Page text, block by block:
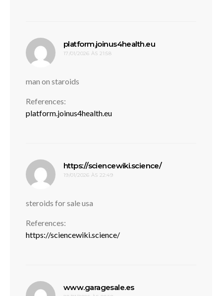
platform.joinus4health.eudisse:
17/01/2026 ÀS 21:58
man on staroids
References:
platform.joinus4health.eu
https://sciencewiki.science/disse:
19/01/2026 ÀS 22:49
steroids for sale usa
References:
https://sciencewiki.science/
www.garagesale.esdisse: